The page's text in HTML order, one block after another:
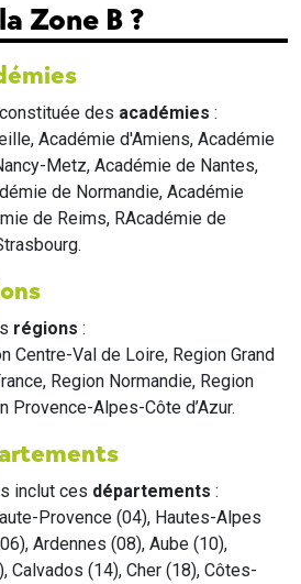
Zone B ?
des académies :
Académie d'Amiens, Académie
Metz, Académie de Nantes,
de Normandie, Académie
de Reims, RAcadémie de
régions :
Centre-Val de Loire, Region Grand
Region Normandie, Region
Provence-Alpes-Côte d’Azur.
inclut ces départements :
Provence (04), Hautes-Alpes
Ardennes (08), Aube (10),
Calvados (14), Cher (18), Côtes-